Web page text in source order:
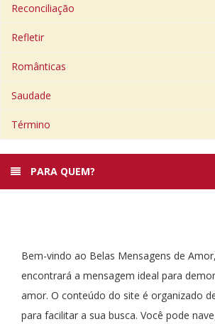
Reconciliação
Refletir
Românticas
Saudade
Término
PARA QUEM?
Bem-vindo ao Belas Mensagens de
encontrará a mensagem ideal para
amor. O conteúdo do site é organizado
para facilitar a sua busca. Você pode